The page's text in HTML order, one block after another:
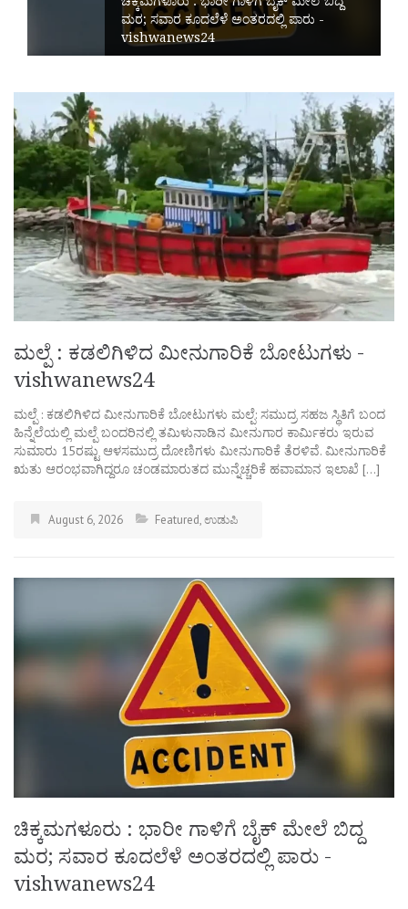
ಮರ; ಸವಾರ ಕೂದಲೆಳೆ ಅಂತರದಲ್ಲಿ ಪಾರು -
vishwanews24
ಮಲ್ಪೆ : ಕಡಲಿಗಿಳಿದ ಮೀನುಗಾರಿಕೆ ಬೋಟುಗಳು -
vishwanews24
ಮಲ್ಪೆ : ಕಡಲಿಗಿಳಿದ ಮೀನುಗಾರಿಕೆ ಬೋಟುಗಳು ಮಲ್ಪೆ: ಸಮುದ್ರ ಸಹಜ ಸ್ಥಿತಿಗೆ ಬಂದ
ಹಿನ್ನೆಲೆಯಲ್ಲಿ ಮಲ್ಪೆ ಬಂದರಿನಲ್ಲಿ ತಮಿಳುನಾಡಿನ ಮೀನುಗಾರ ಕಾರ್ಮಿಕರು ಇರುವ
ಸುಮಾರು 15ರಷ್ಟು ಆಳಸಮುದ್ರ ದೋಣಿಗಳು ಮೀನುಗಾರಿಕೆ ತೆರಳಿವೆ. ಮೀನುಗಾರಿಕೆ
ಋತು ಆರಂಭವಾಗಿದ್ದರೂ ಚಂಡಮಾರುತದ ಮುನ್ನೆಚ್ಚರಿಕೆ ಹವಾಮಾನ ಇಲಾಖೆ […]
August 6, 2026 Featured,ಉಡುಪಿ
ಚಿಕ್ಕಮಗಳೂರು : ಭಾರೀ ಗಾಳಿಗೆ ಬೈಕ್ ಮೇಲೆ ಬಿದ್ದ
ಮರ; ಸವಾರ ಕೂದಲೆಳೆ ಅಂತರದಲ್ಲಿ ಪಾರು -
vishwanews24